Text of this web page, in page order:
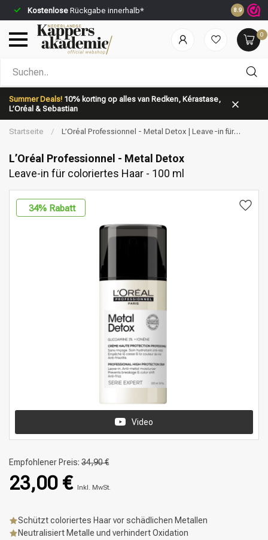
Kostenlose Rückgabe innerhalb* Vor 23:59
8.9
0
Summer Deals! 10% korting op alles van Redken, Kérastase,
L’Oréal & Sebastian
Nach welcher Kategorie suchst du?
Marken Haarpflege
Startseite /
L’Oréal Professionnel - Metal Detox | Leave-in für
L’Oréal Professionnel - Metal Detox
Leave-in für coloriertes Haar - 100 ml
34% Rabatt
Video
Empfohlener Preis: 34,90 €
23,00 € Inkl. MwSt.
Schützt coloriertes Haar vor schädlichen Metallen
Neutralisiert Metalle und verhindert Oxidation